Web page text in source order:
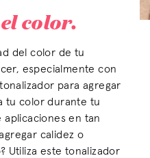
color.
del color de tu
especialmente con
para agregar
tu color durante tu
en tan
calidez o
Utiliza este tonalizador